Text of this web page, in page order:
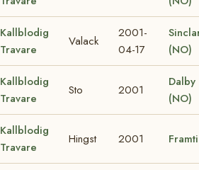
Kallblodig
Travare
Valack
2001-
04-17
(NO)
Kallblodig
Travare
Sto 2001
Dalby
(NO)
Kallblodig
Travare
Hingst 2001